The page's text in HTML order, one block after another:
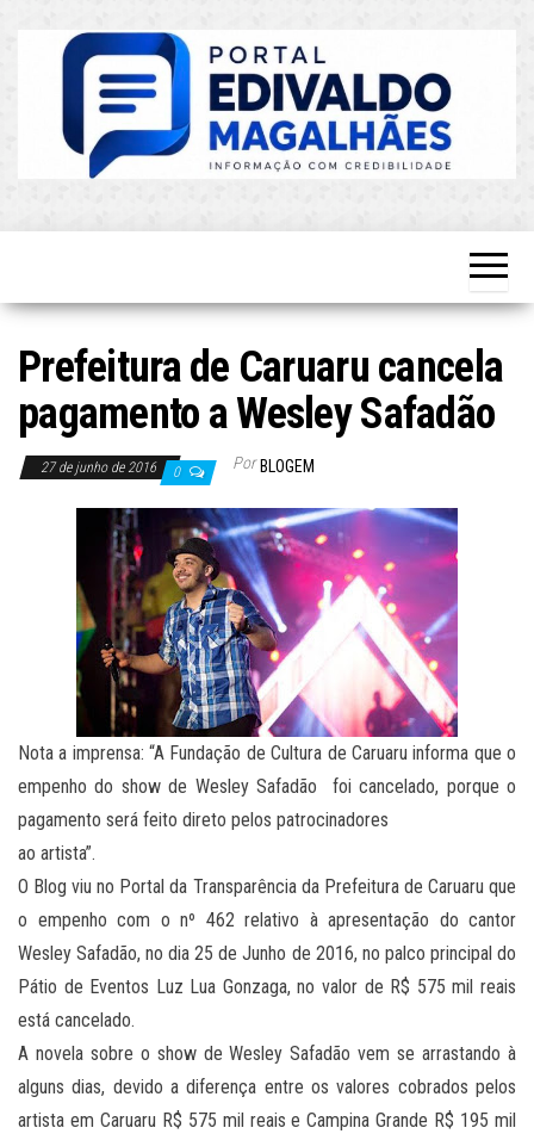
Atualizado!
Prefeitura de Caruaru cancela
pagamento a Wesley Safadão
27 de junho de 2016 0 Por BLOGEM
Nota a imprensa: “A Fundação de Cultura de Caruaru informa que o
empenho do show de Wesley Safadão foi cancelado, porque o
pagamento será feito direto pelos patrocinadores
ao artista”.
O Blog viu no Portal da Transparência da Prefeitura de Caruaru que
o empenho com o nº 462 relativo à apresentação do cantor
Wesley Safadão, no dia 25 de Junho de 2016, no palco principal do
Pátio de Eventos Luz Lua Gonzaga, no valor de R$ 575 mil reais
está cancelado.
A novela sobre o show de Wesley Safadão vem se arrastando à
alguns dias, devido a diferença entre os valores cobrados pelos
artista em Caruaru R$ 575 mil reais e Campina Grande R$ 195 mil